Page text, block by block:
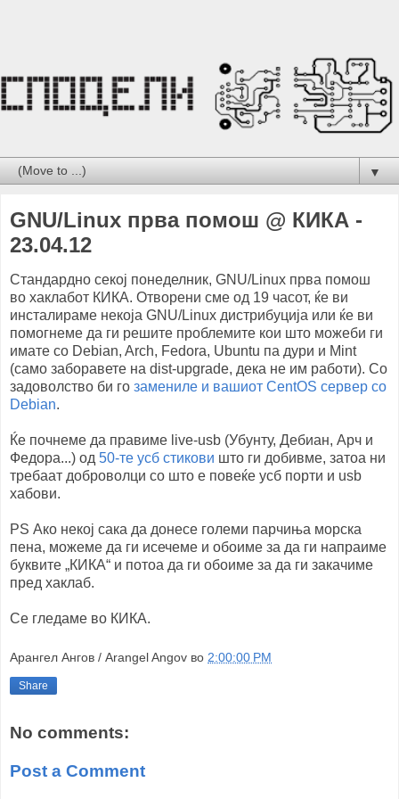
▼
GNU/Linux прва помош @ КИКА -
23.04.12
Стандардно секој понеделник, GNU/Linux прва помош
во хаклабот КИКА. Отворени сме од 19 часот, ќе ви
инсталираме некоја GNU/Linux дистрибуција или ќе ви
помогнеме да ги решите проблемите кои што можеби ги
имате со Debian, Arch, Fedora, Ubuntu па дури и Mint
(само заборавете на dist-upgrade, дека не им работи). Со
задоволство би го замениле и вашиот CentOS сервер со
Debian.
Ќе почнеме да правиме live-usb (Убунту, Дебиан, Арч и
Федора...) од 50-те усб стикови што ги добивме, затоа ни
требаат доброволци со што е повеќе усб порти и usb
хабови.
PS Ако некој сака да донесе големи парчиња морска
пена, можеме да ги исечеме и обоиме за да ги напраиме
буквите „КИКА“ и потоа да ги обоиме за да ги закачиме
пред хаклаб.
Се гледаме во КИКА.
Арангел Ангов / Arangel Angov во 2:00:00 PM
Share
No comments:
Post a Comment